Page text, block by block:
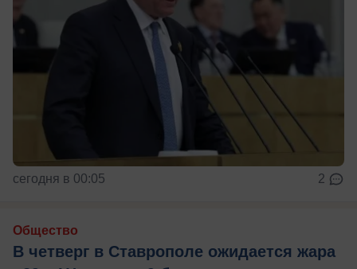
сегодня в 00:05 2
Общество
В четверг в Ставрополе ожидается жара